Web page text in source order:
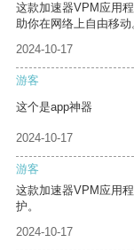
这款加速器VPM应用
助你在网络上自由移动
2024-10-17
游客
这个是app神器
2024-10-17
游客
这款加速器VPM应用
护。
2024-10-17